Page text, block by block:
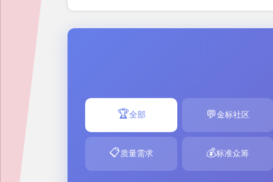
🏆全部 💬金标社区
📋质量需求 💰标准众筹